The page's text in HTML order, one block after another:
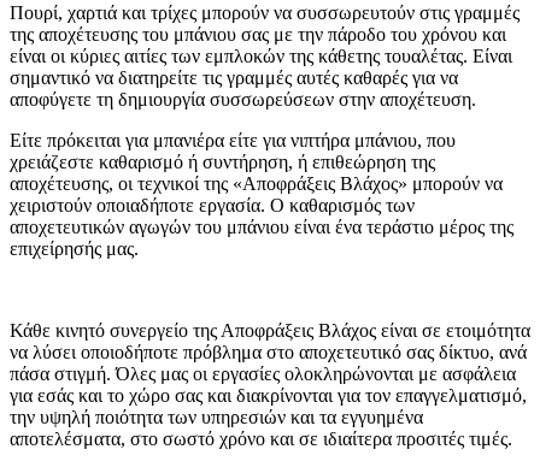
Πουρί, χαρτιά και τρίχες μπορούν να συσσωρευτούν στις γραμμές
της αποχέτευσης του μπάνιου σας με την πάροδο του χρόνου και
είναι οι κύριες αιτίες των εμπλοκών της κάθετης τουαλέτας. Είναι
σημαντικό να διατηρείτε τις γραμμές αυτές καθαρές για να
αποφύγετε τη δημιουργία συσσωρεύσεων στην αποχέτευση.
Είτε πρόκειται για μπανιέρα είτε για νιπτήρα μπάνιου, που
χρειάζεστε καθαρισμό ή συντήρηση, ή επιθεώρηση της
αποχέτευσης, οι τεχνικοί της «Αποφράξεις Βλάχος» μπορούν να
χειριστούν οποιαδήποτε εργασία. Ο καθαρισμός των
αποχετευτικών αγωγών του μπάνιου είναι ένα τεράστιο μέρος της
επιχείρησής μας.
Κάθε κινητό συνεργείο της Αποφράξεις Βλάχος είναι σε ετοιμότητα
να λύσει οποιοδήποτε πρόβλημα στο αποχετευτικό σας δίκτυο, ανά
πάσα στιγμή. Όλες μας οι εργασίες ολοκληρώνονται με ασφάλεια
για εσάς και το χώρο σας και διακρίνονται για τον επαγγελματισμό,
την υψηλή ποιότητα των υπηρεσιών και τα εγγυημένα
αποτελέσματα, στο σωστό χρόνο και σε ιδιαίτερα προσιτές τιμές.